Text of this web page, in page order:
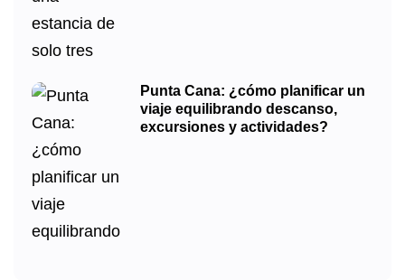
Punta Cana: ¿cómo planificar un
viaje equilibrando descanso,
excursiones y actividades?